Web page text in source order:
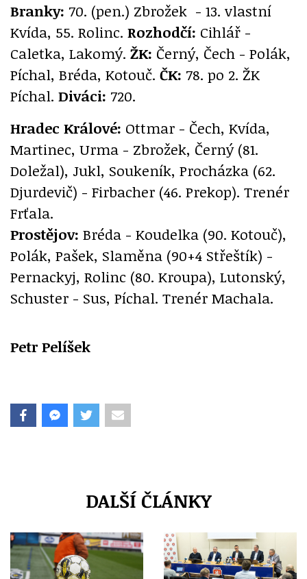
Branky: 70. (pen.) Zbrožek - 13. vlastní
Kvída, 55. Rolinc. Rozhodčí: Cihlář -
Caletka, Lakomý. ŽK: Černý, Čech - Polák,
Píchal, Bréda, Kotouč. ČK: 78. po 2. ŽK
Píchal. Diváci: 720.
Hradec Králové: Ottmar - Čech, Kvída,
Martinec, Urma - Zbrožek, Černý (81.
Doležal), Jukl, Soukeník, Procházka (62.
Djurdevič) - Firbacher (46. Prekop). Trenér
Frťala.
Prostějov: Bréda - Koudelka (90. Kotouč),
Polák, Pašek, Slaměna (90+4 Střeštík) -
Pernackyj, Rolinc (80. Kroupa), Lutonský,
Schuster - Sus, Píchal. Trenér Machala.
Petr Pelíšek
DALŠÍ ČLÁNKY